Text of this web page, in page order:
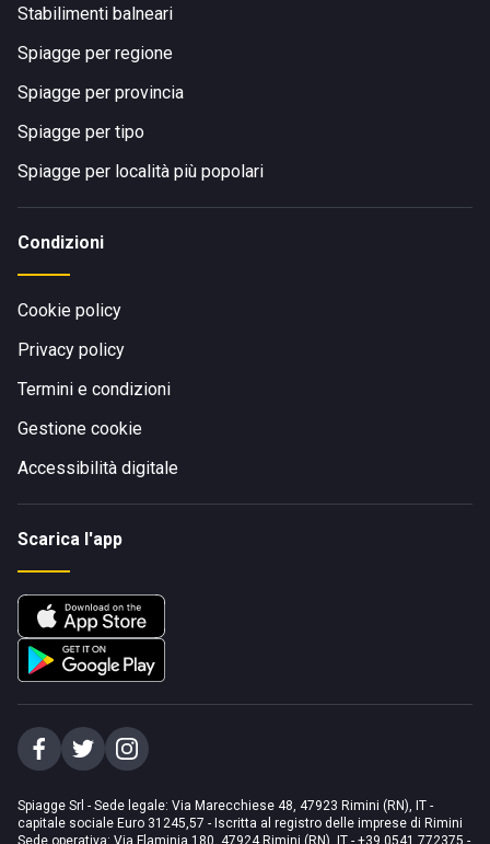
Stabilimenti balneari
Spiagge per regione
Spiagge per provincia
Spiagge per tipo
Spiagge per località più popolari
Condizioni
Cookie policy
Privacy policy
Termini e condizioni
Gestione cookie
Accessibilità digitale
Scarica l'app
Spiagge Srl - Sede legale: Via Marecchiese 48, 47923 Rimini (RN), IT -
capitale sociale Euro 31245,57 - Iscritta al registro delle imprese di Rimini
Sede operativa: Via Flaminia 180, 47924 Rimini (RN), IT - +39 0541 772375 -